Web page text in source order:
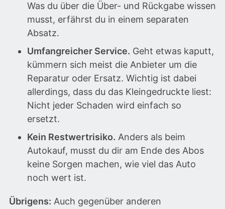
Was du über die Über- und Rückgabe wissen
musst, erfährst du in einem separaten
Absatz.
Umfangreicher Service. Geht etwas kaputt,
kümmern sich meist die Anbieter um die
Reparatur oder Ersatz. Wichtig ist dabei
allerdings, dass du das Kleingedruckte liest:
Nicht jeder Schaden wird einfach so
ersetzt.
Kein Restwertrisiko. Anders als beim
Autokauf, musst du dir am Ende des Abos
keine Sorgen machen, wie viel das Auto
noch wert ist.
Übrigens: Auch gegenüber anderen